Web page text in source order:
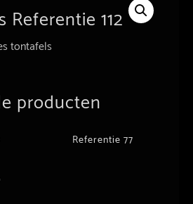
Referentie 112
tontafels
producten
Referentie 77